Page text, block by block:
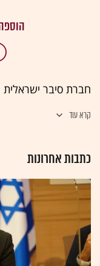
חברת סיבר ישראלית
קרא עוד
כתבות אחרונות